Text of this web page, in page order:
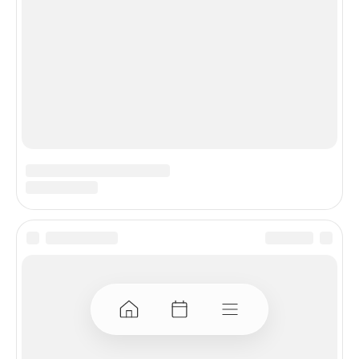
Наполни день смыслом